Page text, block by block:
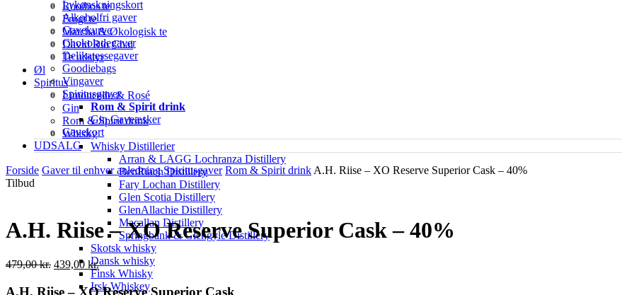
Rooibos te
Frugt te
Matcha & Økologisk te
David Rio Chai
Te udstyr
Øl
Spiritus
Limoncello & Rosé
Gin
Rom & Spirit drink
Whisky
Whisky Distillerier
Arran & LAGG Lochranza Distillery
BenRiach Distillery
Fary Lochan Distillery
Glen Scotia Distillery
GlenAllachie Distillery
Macallan Distillery
Springbank & Glengyle Distillery
Skotsk whisky
Dansk whisky
Finsk Whisky
Irsk Whiskey
Lykønskningskort
Alkoholfri gaver
Gavekurve
Chokoladegaver
Delikatessegaver
Goodiebags
Vingaver
Spiritusgaver
Rom & Spirit drink
Gin Gaveæsker
Gavekort
UDSALG
Forside Gaver til enhver anledning Spiritusgaver Rom & Spirit drink A.H. Riise – XO Reserve Superior Cask – 40%
Tilbud
A.H. Riise – XO Reserve Superior Cask – 40%
479,00kr. Original
was:
439,00 kr.Current
price
is:
A.H. Riise – XO Reserve Superior Cask